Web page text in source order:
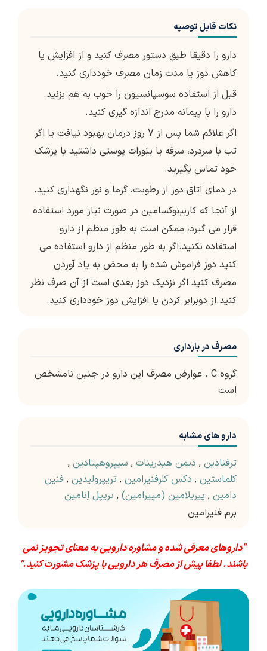
نکات قابل توصیه
دارو را دقیقا طبق دستور مصرف کنید و از افزایش یا
کاهش دوز یا مدت زمان مصرف خودداری کنید.
قبل از استفاده سوسپانسیون را خوب به هم بزنید.
دارو را با پیمانه مدرج اندازه گیری کنید.
اگر علائم شما پس از 7 روز درمان بهبود نیافت یا اگر
تب با سردرد، سرفه یا بثورات پوستی داشتید با پزشک
خود تماس بگیرید.
در دمای اتاق دور از رطوبت، گرما و نور نگهداری کنید.
از آنجا که کاربینوکسامین در صورت نیاز مورد استفاده
قرار می گیرد، ممکن است به طور منظم از دارو
استفاده نکنید.اگر به طور منظم از دارو استفاده می
کنید دوز فراموش شده را به محض به یاد آوردن
مصرف کنید.اگر نزدیک دوز بعدی است از آن صرف نظر
کنید.از دوبرابر کردن یا افزایش دوز خودداری کنید.
مصرف در بارداری
گروه C . عوارض مصرف این دارو در جنین نامشخص
است
دارو های مشابه
ترفنادین , دیمن هیدرینات , سیپروهپتادین ,
کلماستین , دکس کلرفنیرامین , تریپرولیدین , فنین
دامین , پیریلامین (مپیرامین) , تریپل اِنامین
برم فنیرامین
"داروهای معرفی شده و مشاوره دارویی به معنای تجویز نمی
باشند. لطفا پیش از مصرف هر دارویی با پزشک مشورت کنید."